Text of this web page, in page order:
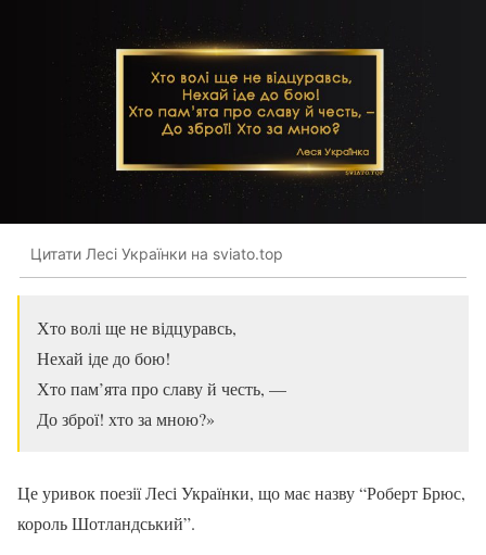
Цитати Лесі Українки на sviato.top
Хто волі ще не відцуравсь,
Нехай іде до бою!
Хто пам’ята про славу й честь, —
До зброї! хто за мною?»
Це уривок поезії Лесі Українки, що має назву “Роберт Брюс,
король Шотландський”.